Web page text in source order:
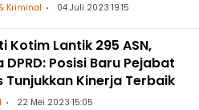
Kriminal 04 Juli 2023 19:15
Kotim Lantik 295 ASN,
DPRD: Posisi Baru Pejabat
Tunjukkan Kinerja Terbaik
22 Mei 2023 15:05